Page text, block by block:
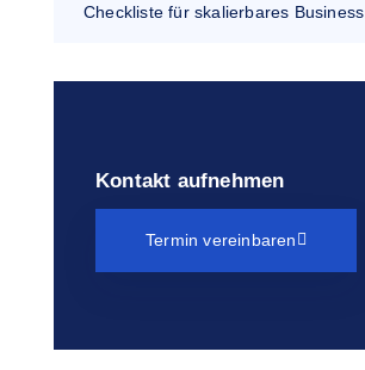
Checkliste für skalierbares Business
Kontakt aufnehmen
Termin vereinbaren